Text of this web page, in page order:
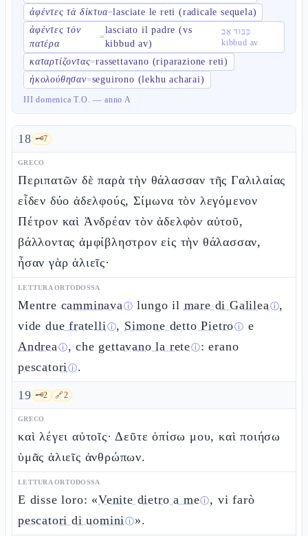
ἀφέντες τὰ δίκτυα=lasciate le reti (radicale sequela)
ἀφέντες τὸν
πατέρα
=
lasciato il padre (vs
kibbud av)
כִּבּוּד אָב
kibbud av
καταρτίζοντας=rassettavano (riparazione reti)
ἠκολούθησαν=seguirono (lekhu acharai)
III domenica T.O. — anno A
18 🗝️7
GRECO
Περιπατῶν δὲ παρὰ τὴν θάλασσαν τῆς Γαλιλαίας
εἶδεν δύο ἀδελφούς, Σίμωνα τὸν λεγόμενον
Πέτρον καὶ Ἀνδρέαν τὸν ἀδελφὸν αὐτοῦ,
βάλλοντας ἀμφίβληστρον εἰς τὴν θάλασσαν,
ἦσαν γὰρ ἁλιεῖς·
LETTURA ORTODOSSA
Mentre camminavaⓘ lungo il mare di Galileaⓘ,
vide due fratelliⓘ, Simone detto Pietroⓘ e
Andreaⓘ, che gettavano la reteⓘ: erano
pescatoriⓘ.
19 🗝️2 🔗2
GRECO
καὶ λέγει αὐτοῖς· Δεῦτε ὀπίσω μου, καὶ ποιήσω
ὑμᾶς ἁλιεῖς ἀνθρώπων.
LETTURA ORTODOSSA
E disse loro: «Venite dietro a meⓘ, vi farò
pescatori di uominiⓘ».